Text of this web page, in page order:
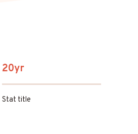
20yr
Stat title